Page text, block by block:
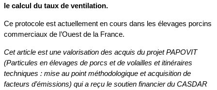
le calcul du taux de ventilation.
Ce protocole est actuellement en cours dans les élevages porcins
commerciaux de l’Ouest de la France.
Cet article est une valorisation des acquis du projet PAPOVIT
(Particules en élevages de porcs et de volailles et itinéraires
techniques : mise au point méthodologique et acquisition de
facteurs d’émissions) qui a reçu le soutien financier du CASDAR